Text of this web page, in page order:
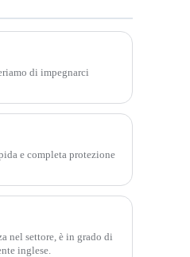
di impegnarci
e completa protezione
nel settore, è in grado di
inglese.